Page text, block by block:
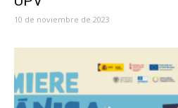
10 de noviembre de 2023